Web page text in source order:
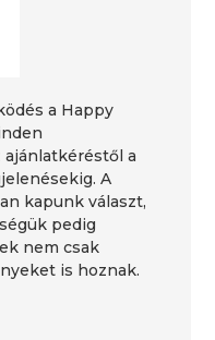
a Happy
a
A
kapunk választ,
pedig
nem csak
is hoznak.